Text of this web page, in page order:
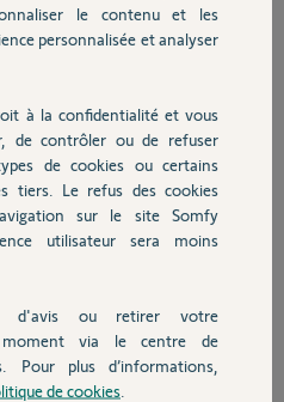
le contenu et les
personnalisée et analyser
à la confidentialité et vous
de contrôler ou de refuser
de cookies ou certains
tiers. Le refus des cookies
sur le site Somfy
utilisateur sera moins
d'avis ou retirer votre
via le centre de
Pour plus d’informations,
de cookies